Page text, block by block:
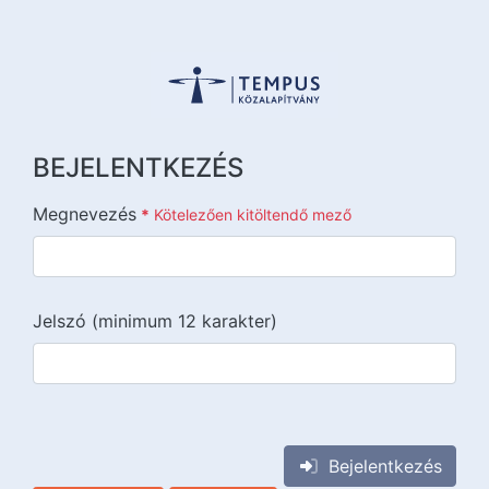
BEJELENTKEZÉS
Megnevezés * Kötelezően kitöltendő mező
Jelszó (minimum 12 karakter)
Bejelentkezés